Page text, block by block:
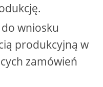
do wniosku
produkcyjną w
zamówień